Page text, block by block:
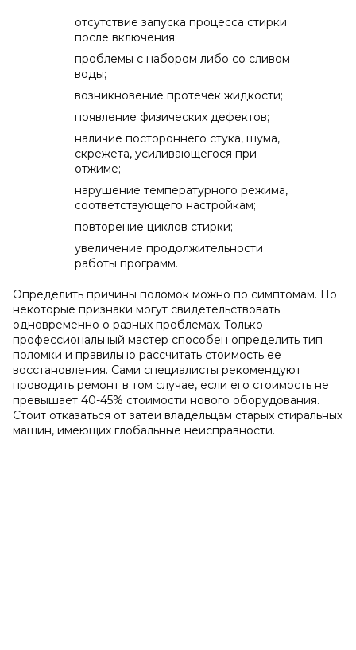
отсутствие запуска процесса стирки
после включения;
проблемы с набором либо со сливом
воды;
возникновение протечек жидкости;
появление физических дефектов;
наличие постороннего стука, шума,
скрежета, усиливающегося при
отжиме;
нарушение температурного режима,
соответствующего настройкам;
повторение циклов стирки;
увеличение продолжительности
работы программ.
Определить причины поломок можно по симптомам. Но
некоторые признаки могут свидетельствовать
одновременно о разных проблемах. Только
профессиональный мастер способен определить тип
поломки и правильно рассчитать стоимость ее
восстановления. Сами специалисты рекомендуют
проводить ремонт в том случае, если его стоимость не
превышает 40-45% стоимости нового оборудования.
Стоит отказаться от затеи владельцам старых стиральных
машин, имеющих глобальные неисправности.